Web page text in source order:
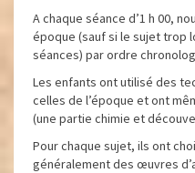
A chaque séance d’1 h 00,
époque (sauf si le sujet trop
séances) par ordre
Les enfants ont utilisé des
celles de l’époque et ont
(une partie chimie et
Pour chaque sujet, ils ont
généralement des œuvres